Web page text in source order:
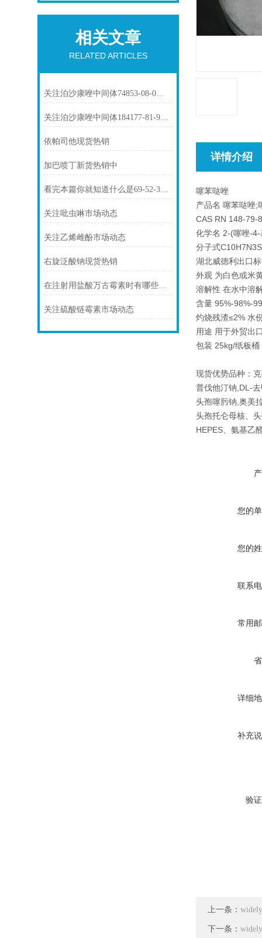
相关文章
RELATED ARTICLES
关注泊沙康唑中间体74853-08-0市场动态
关注泊沙康唑中间体184177-81-9市场动态
依帕司他现货热销
加巴喷丁新货热销中
看完本篇你就知道什么是69-52-3氨苄西林钠了
关注吡虫啉市场动态
关注乙烯雌酚市场动态
右旋泛酸钠现货热销
在注射用盐酸万古霉素时有哪些注意事项你知道么
关注硫酸链霉素市场动态
详情介绍
噻苯哒唑
产品名 噻苯哒唑;
CAS RN 148-79-8
化学名 2-(噻唑-
分子式
湖北威德利出口
外观 为白色或米
溶解性 在水中溶
含量 95%-98%-
灼烧残渣≤2% 水
用途 用于外贸出
包装 25kg/纸板
现货优势品种：
普伐他汀钠,DL-
头孢噻肟钠,奥美
头孢托仑母核、
HEPES、氨基乙
您的
您的
联系
常用
详细
补充
验
上一条：
下一条：